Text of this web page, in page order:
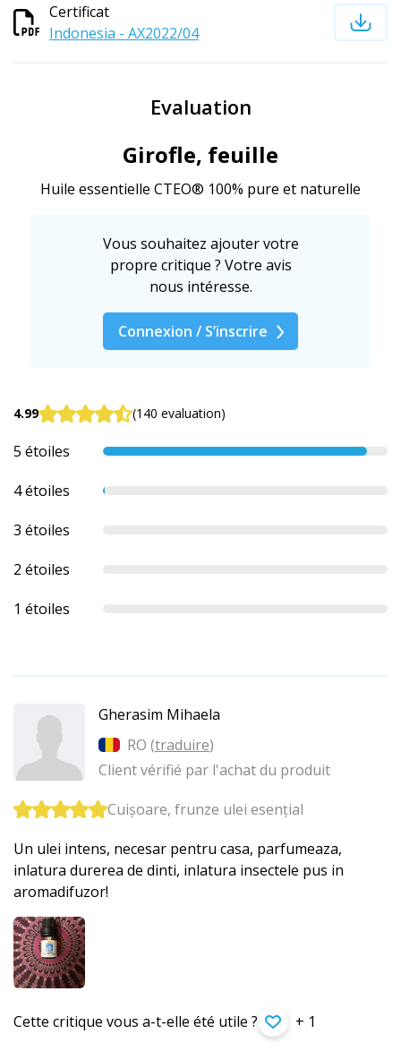
Certificat
Indonesia - AX2022/04
Evaluation
Girofle, feuille
Huile essentielle CTEO® 100% pure et naturelle
Vous souhaitez ajouter votre
propre critique ? Votre avis
nous intéresse.
Connexion / S’inscrire
4.99 (140 evaluation)
5 étoiles
4 étoiles
3 étoiles
2 étoiles
1 étoiles
Gherasim Mihaela
RO (traduire)
Client vérifié par l'achat du produit
Cuișoare, frunze ulei esențial
Un ulei intens, necesar pentru casa, parfumeaza,
inlatura durerea de dinti, inlatura insectele pus in
aromadifuzor!
Cette critique vous a-t-elle été utile ? + 1